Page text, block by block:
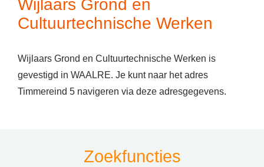
Wijlaars Grond en
Cultuurtechnische Werken
Wijlaars Grond en Cultuurtechnische Werken is
gevestigd in WAALRE. Je kunt naar het adres
Timmereind 5 navigeren via deze adresgegevens.
Zoekfuncties